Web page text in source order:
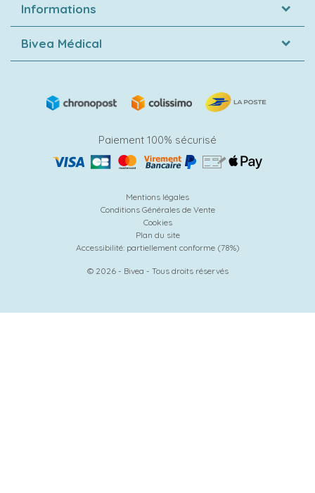
Informations
Bivea Médical
Paiement 100% sécurisé
Mentions légales
Conditions Générales de Vente
Cookies
Plan du site
Accessibilité: partiellement conforme (78%)
© 2026 - Bivea - Tous droits réservés